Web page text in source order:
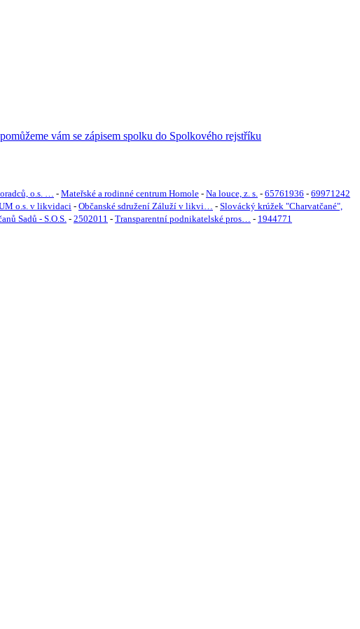
o.s. … - Mateřské a rodinné centrum Homole - Na louce, z. s. - 65761936 - 69971242
o.s. v likvidaci - Občanské sdružení Záluží v likvi… - Slovácký krúžek "Charvatčané",
Sadů - S.O.S. - 2502011 - Transparentní podnikatelské pros… - 1944771